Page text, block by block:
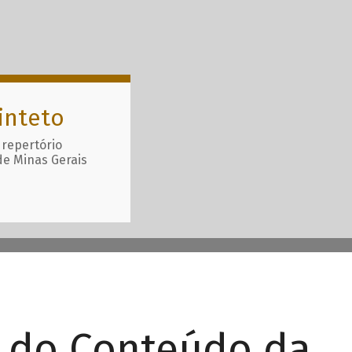
repertório
Minas Gerais